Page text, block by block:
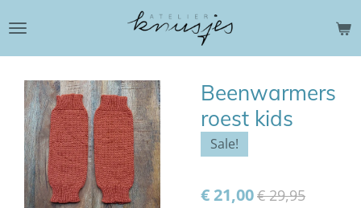
direct
naar
hoofdinhoud
Beenwarmers
roest kids
Sale!
€ 21,00€ 29,95